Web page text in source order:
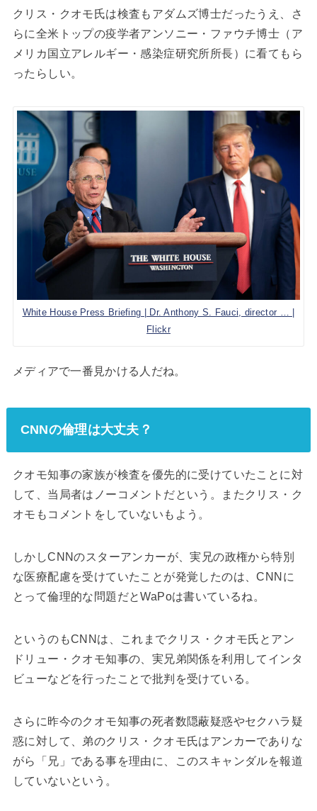
クリス・クオモ氏は検査もアダムズ博士だったうえ、さ
らに全米トップの疫学者アンソニー・ファウチ博士（ア
メリカ国立アレルギー・感染症研究所所長）に看てもら
ったらしい。
White House Press Briefing | Dr. Anthony S. Fauci, director … |
Flickr
メディアで一番見かける人だね。
CNNの倫理は大丈夫？
クオモ知事の家族が検査を優先的に受けていたことに対
して、当局者はノーコメントだという。またクリス・ク
オモもコメントをしていないもよう。
しかしCNNのスターアンカーが、実兄の政権から特別
な医療配慮を受けていたことが発覚したのは、CNNに
とって倫理的な問題だとWaPoは書いているね。
というのもCNNは、これまでクリス・クオモ氏とアン
ドリュー・クオモ知事の、実兄弟関係を利用してインタ
ビューなどを行ったことで批判を受けている。
さらに昨今のクオモ知事の死者数隠蔽疑惑やセクハラ疑
惑に対して、弟のクリス・クオモ氏はアンカーでありな
がら「兄」である事を理由に、このスキャンダルを報道
していないという。